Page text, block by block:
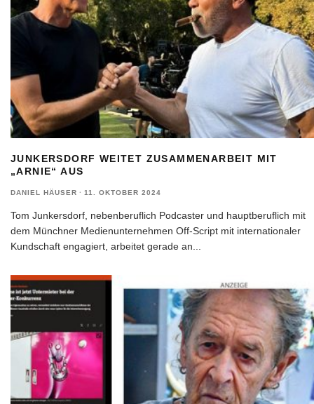
JUNKERSDORF WEITET ZUSAMMENARBEIT MIT
„ARNIE“ AUS
DANIEL HÄUSER · 11. OKTOBER 2024
Tom Junkersdorf, nebenberuflich Podcaster und hauptberuflich mit
dem Münchner Medienunternehmen Off-Script mit internationaler
Kundschaft engagiert, arbeitet gerade an...